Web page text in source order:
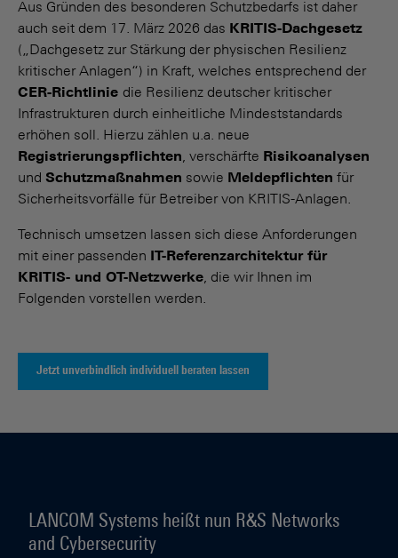
Aus Gründen des besonderen Schutzbedarfs ist daher
auch seit dem 17. März 2026 das KRITIS-Dachgesetz
(„Dachgesetz zur Stärkung der physischen Resilienz
kritischer Anlagen“) in Kraft, welches entsprechend der
CER-Richtlinie die Resilienz deutscher kritischer
Infrastrukturen durch einheitliche Mindeststandards
erhöhen soll. Hierzu zählen u.a. neue
Registrierungspflichten, verschärfte Risikoanalysen
und Schutzmaßnahmen sowie Meldepflichten für
Sicherheitsvorfälle für Betreiber von KRITIS-Anlagen.
Technisch umsetzen lassen sich diese Anforderungen
mit einer passenden IT-Referenzarchitektur für
KRITIS- und OT-Netzwerke, die wir Ihnen im
Folgenden vorstellen werden.
Jetzt unverbindlich individuell beraten lassen
LANCOM Systems heißt nun R&S Networks
and Cybersecurity